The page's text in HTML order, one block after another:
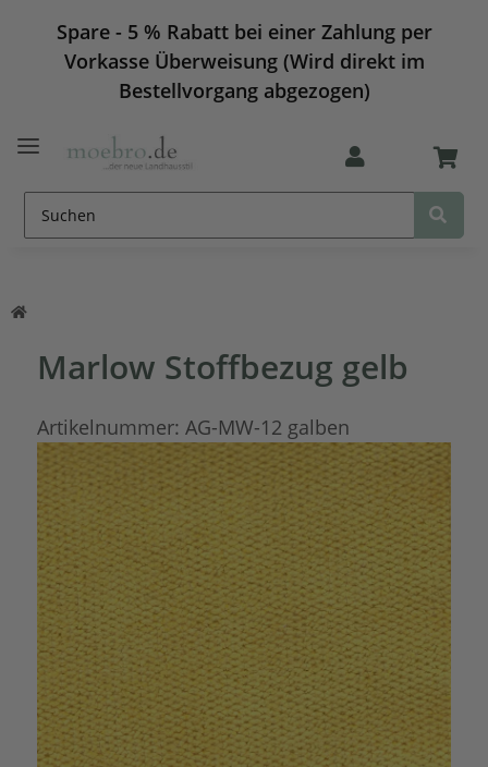
Spare - 5 % Rabatt bei einer Zahlung per
Vorkasse Überweisung (Wird direkt im
Bestellvorgang abgezogen)
Marlow Stoffbezug gelb
Artikelnummer: AG-MW-12 galben